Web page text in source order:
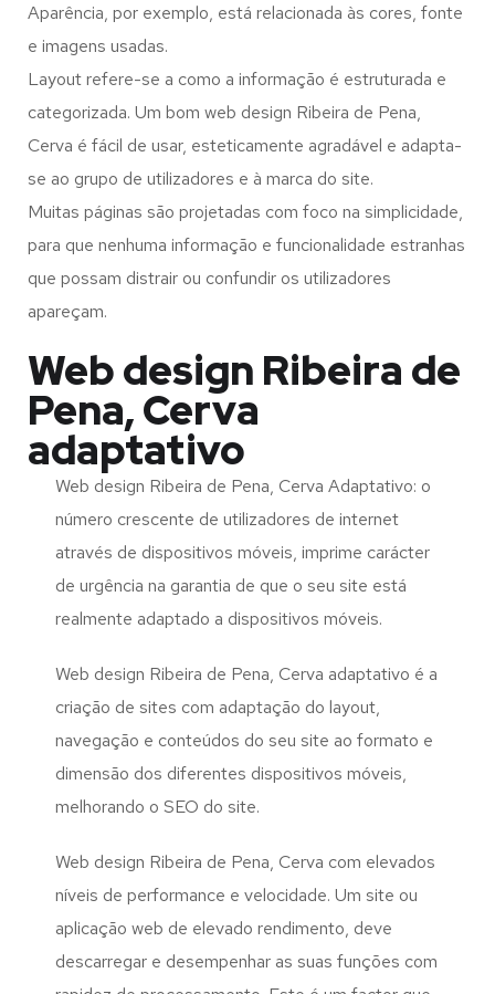
Aparência, por exemplo, está relacionada às cores, fonte
e imagens usadas.
Layout refere-se a como a informação é estruturada e
categorizada. Um bom web design Ribeira de Pena,
Cerva é fácil de usar, esteticamente agradável e adapta-
se ao grupo de utilizadores e à marca do site.
Muitas páginas são projetadas com foco na simplicidade,
para que nenhuma informação e funcionalidade estranhas
que possam distrair ou confundir os utilizadores
apareçam.
Web design Ribeira de
Pena, Cerva
adaptativo
Web design Ribeira de Pena, Cerva Adaptativo: o
número crescente de utilizadores de internet
através de dispositivos móveis, imprime carácter
de urgência na garantia de que o seu site está
realmente adaptado a dispositivos móveis.
Web design Ribeira de Pena, Cerva adaptativo é a
criação de sites com adaptação do layout,
navegação e conteúdos do seu site ao formato e
dimensão dos diferentes dispositivos móveis,
melhorando o SEO do site.
Web design Ribeira de Pena, Cerva com elevados
níveis de performance e velocidade. Um site ou
aplicação web de elevado rendimento, deve
descarregar e desempenhar as suas funções com